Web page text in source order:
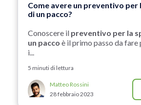
Come avere un preventivo per
di un pacco?
Conoscere il preventivo per la
un pacco è il primo passo da
i...
5 minuti di lettura
Matteo Rossini
28 febbraio 2023